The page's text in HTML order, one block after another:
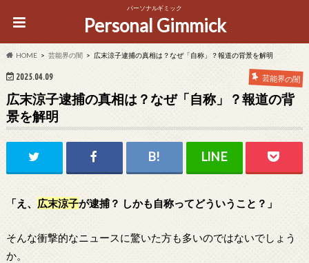
パーソナルギミック
Personal Gimmick
HOME 芸能界の闇 広末涼子逮捕の真相は？なぜ「自称」？報道の背景を解明
2025.04.09 芸能界の闇
広末涼子逮捕の真相は？なぜ「自称」？報道の背
景を解明
「え、 広末涼子が逮捕？ しかも自称ってどういうこと？」
そんな衝撃的なニュースに驚いた方も多いのではないでしょう
か。